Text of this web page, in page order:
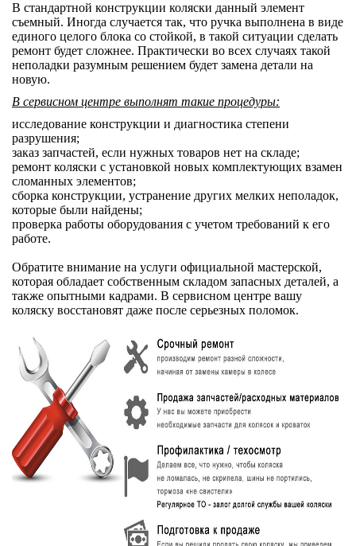
В стандартной конструкции коляски данный элемент
съемный. Иногда случается так, что ручка выполнена в виде
единого целого блока со стойкой, в такой ситуации сделать
ремонт будет сложнее. Практически во всех случаях такой
неполадки разумным решением будет замена детали на
новую.
В сервисном центре выполнят такие процедуры:
исследование конструкции и диагностика степени
разрушения;
заказ запчастей, если нужных товаров нет на складе;
ремонт коляски с установкой новых комплектующих взамен
сломанных элементов;
сборка конструкции, устранение других мелких неполадок,
которые были найдены;
проверка работы оборудования с учетом требований к его
работе.
Обратите внимание на услуги официальной мастерской,
которая обладает собственным складом запасных деталей, а
также опытными кадрами. В сервисном центре вашу
коляску восстановят даже после серьезных поломок.